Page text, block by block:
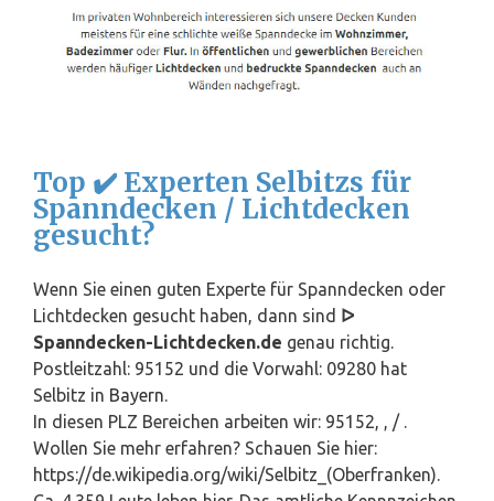
Top ✔️ Experten Selbitzs für
Spanndecken / Lichtdecken
gesucht?
Wenn Sie einen guten Experte für Spanndecken oder
Lichtdecken gesucht haben, dann sind ᐅ
Spanndecken-Lichtdecken.de genau richtig.
Postleitzahl: 95152 und die Vorwahl: 09280 hat
Selbitz in Bayern.
In diesen PLZ Bereichen arbeiten wir: 95152, , / .
Wollen Sie mehr erfahren? Schauen Sie hier:
https://de.wikipedia.org/wiki/Selbitz_(Oberfranken).